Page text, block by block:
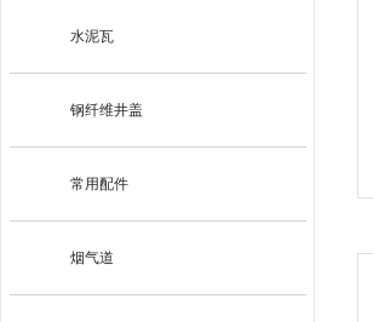
水泥瓦
钢纤维井盖
常用配件
烟气道